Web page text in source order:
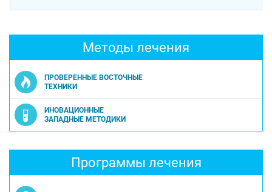
Методы лечения
ПРОВЕРЕННЫЕ ВОСТОЧНЫЕ
ТЕХНИКИ
ИНОВАЦИОННЫЕ
ЗАПАДНЫЕ МЕТОДИКИ
Программы лечения